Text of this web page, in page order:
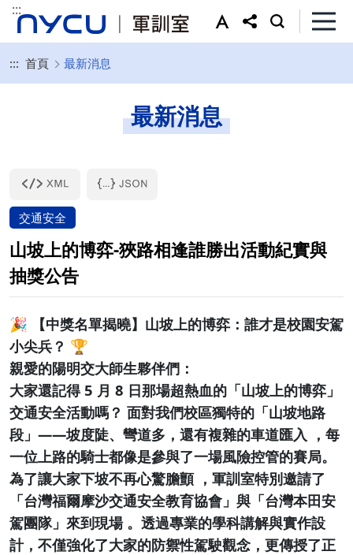
:::
::: 首頁 最新消息
最新消息
交通安全
山坡上的博弈-狹路相逢誰勝出活動紀實與
抽獎公告
🎉 【中獎名單揭曉】山坡上的博弈：誰才是校園安駕
小尖兵？ 🏆
親愛的陽明交大師生夥伴們：
大家還記得 5 月 8 日那場超熱血的「山坡上的博弈」
交通安全活動嗎？ 面對我們校區獨特的「山坡地路
段」——坡度陡、彎道多，還有複雜的車道匯入 ，每
一位上路的騎士都像是參與了一場風險控管的賽局。
為了讓大家下坡不再心驚膽顫 ，軍訓室特別邀請了
「台灣福爾摩沙交通安全教育協會」與「台灣本田安
駕團隊」來到現場 。透過專業的學科講解與實作設
計，不僅強化了大家的防禦性駕駛觀念，更傳授了正